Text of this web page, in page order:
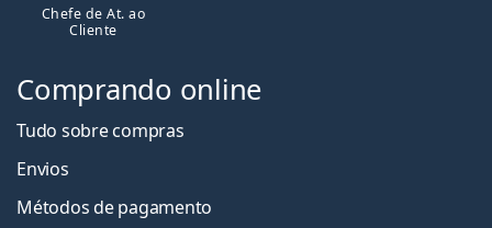
Chefe de At. ao
Cliente
Comprando online
Tudo sobre compras
Envios
Métodos de pagamento